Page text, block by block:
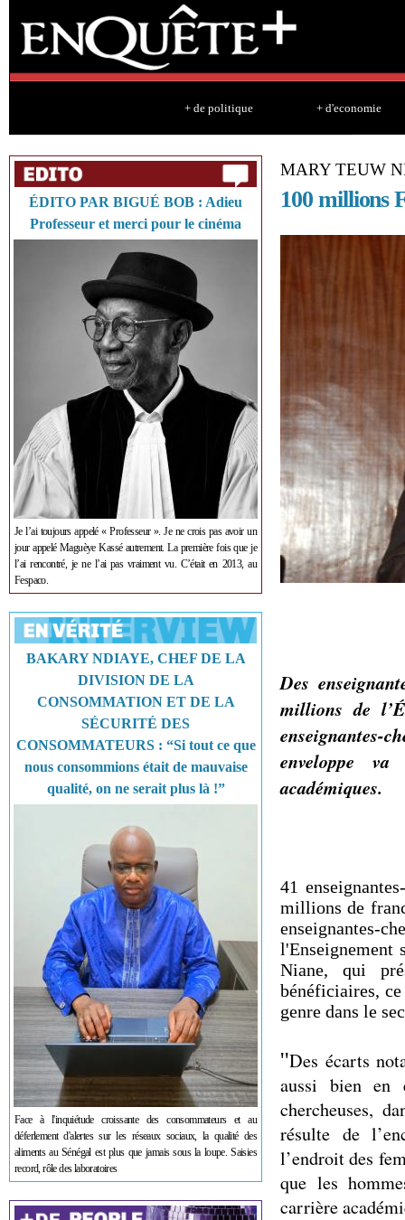
+ de politique + d'economie
ÉDITO PAR BIGUÉ BOB : Adieu
Professeur et merci pour le cinéma
Je l’ai toujours appelé « Professeur ». Je ne crois pas avoir un
jour appelé Maguèye Kassé autrement. La première fois que je
l’ai rencontré, je ne l’ai pas vraiment vu. C’était en 2013, au
Fespaco.
BAKARY NDIAYE, CHEF DE LA
DIVISION DE LA
CONSOMMATION ET DE LA
SÉCURITÉ DES
CONSOMMATEURS : “Si tout ce que
nous consommions était de mauvaise
qualité, on ne serait plus là !”
Face à l'inquiétude croissante des consommateurs et au
déferlement d'alertes sur les réseaux sociaux, la qualité des
aliments au Sénégal est plus que jamais sous la loupe. Saisies
record, rôle des laboratoires
MARY TEUW
100 millions
Des
millions de
enseignantes-
enveloppe
académiques.
41
millions de
enseignantes-
l'Enseignement
Niane, qui
bénéficiaires,
genre dans le
''Des écarts
aussi bien en
chercheuses,
résulte de
l’endroit des
que les
carrière